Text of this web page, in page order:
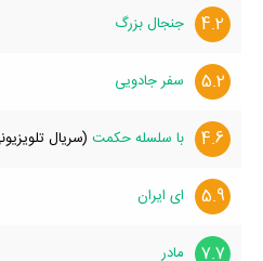
4.2 جنجال بزرگ
5.2 سفر جادویی
4.6 با سلسله حکمت (سریال
5.9 ای ایران
7.7 مادر